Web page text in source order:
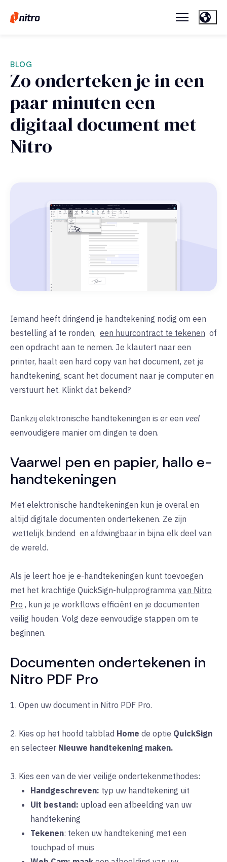
BLOG
Zo onderteken je in een
paar minuten een
digitaal document met
Nitro
Iemand heeft dringend je handtekening nodig om een
bestelling af te ronden, een huurcontract te tekenen of
een opdracht aan te nemen. Je klautert naar een
printer, haalt een hard copy van het document, zet je
handtekening, scant het document naar je computer en
verstuurt het. Klinkt dat bekend?
Dankzij elektronische handtekeningen is er een veel
eenvoudigere manier om dingen te doen.
Vaarwel pen en papier, hallo e-
handtekeningen
Met elektronische handtekeningen kun je overal en
altijd digitale documenten ondertekenen. Ze zijn
wettelijk bindend en afdwingbaar in bijna elk deel van
de wereld.
Als je leert hoe je e-handtekeningen kunt toevoegen
met het krachtige QuickSign-hulpprogramma van Nitro
Pro , kun je je workflows efficiënt en je documenten
veilig houden. Volg deze eenvoudige stappen om te
beginnen.
Documenten ondertekenen in
Nitro PDF Pro
1. Open uw document in Nitro PDF Pro.
2. Kies op het hoofd tabblad Home de optie QuickSign
en selecteer Nieuwe handtekening maken.
3. Kies een van de vier veilige ondertekenmethodes:
Handgeschreven: typ uw handtekening uit
Uit bestand: upload een afbeelding van uw
handtekening
Tekenen: teken uw handtekening met een
touchpad of muis